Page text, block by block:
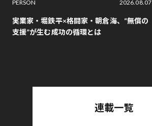
PERSON
2026.08.07
実業家・堀鉄平×格闘家・朝倉海、“無償の
支援”が生む成功の循環とは
連載一覧